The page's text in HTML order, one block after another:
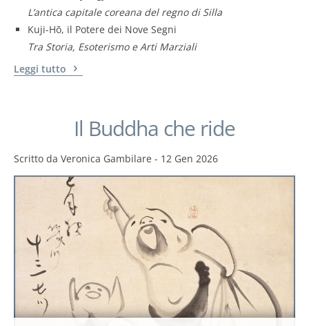
L’antica capitale coreana del regno di Silla
Kuji-Hō, il Potere dei Nove Segni
Tra Storia, Esoterismo e Arti Marziali
Leggi tutto
Il Buddha che ride
Scritto da Veronica Gambilare - 12 Gen 2026